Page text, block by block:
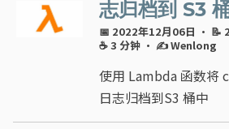
志归档到 S3
📅 2022年12月06日 · 📝
☕ 3 分钟 · ✍ Wenlong
使用 Lambda 函数将
日志归档到S3 桶中